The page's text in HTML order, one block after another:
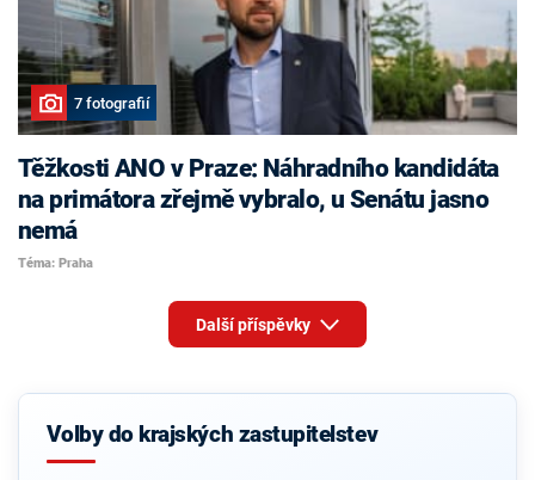
7 fotografií
Těžkosti ANO v Praze: Náhradního kandidáta
na primátora zřejmě vybralo, u Senátu jasno
nemá
Téma: Praha
Další příspěvky
Volby do krajských zastupitelstev